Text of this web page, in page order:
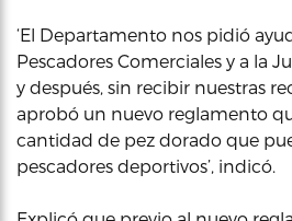
‘El Departamento nos pidió
Pescadores Comerciales y a la
y después, sin recibir nuestras
aprobó un nuevo reglamento
cantidad de pez dorado que
pescadores deportivos’, indicó.